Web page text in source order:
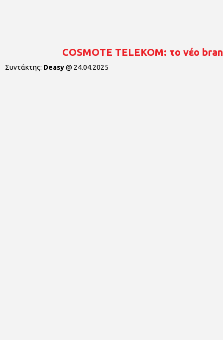
COSMOTE TELEKOM: το νέο
Συντάκτης: Deasy@ 24.04.2025